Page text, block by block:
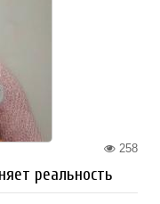
258
реальность